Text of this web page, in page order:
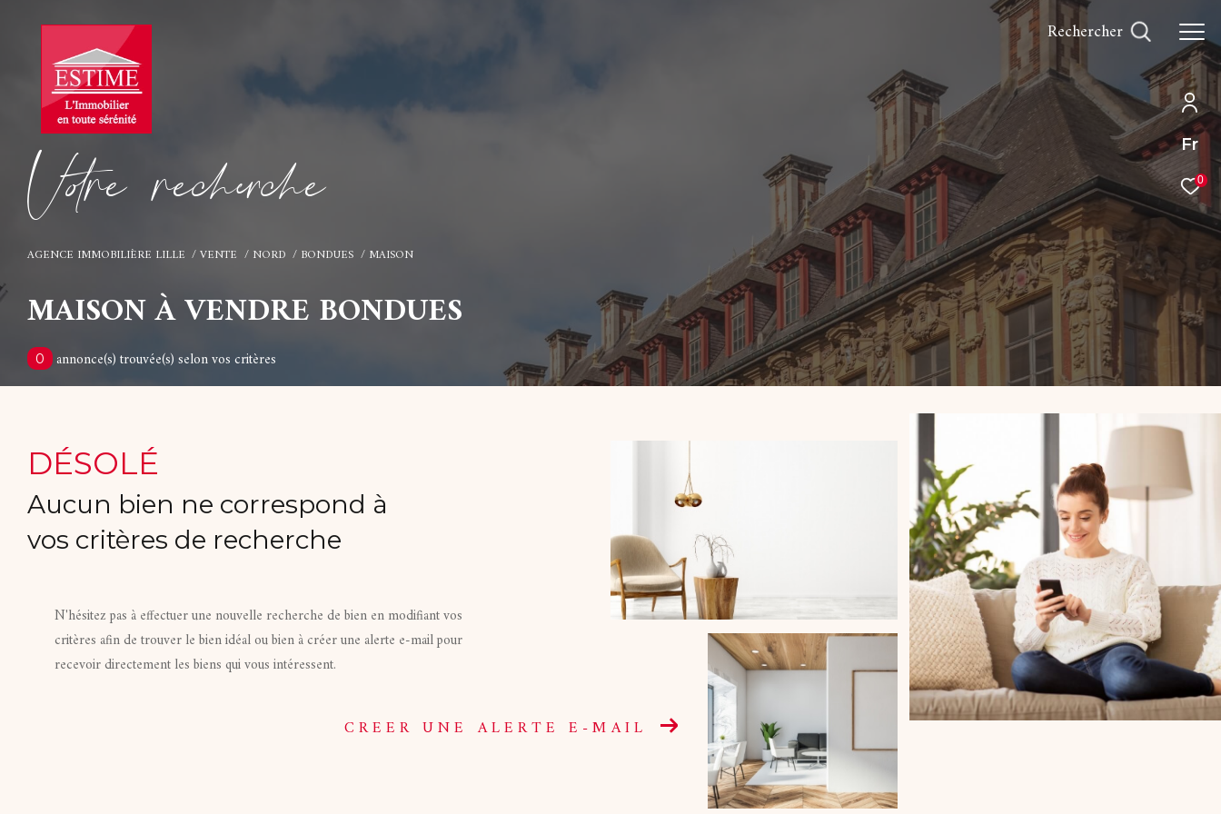
Fr
0
rechercher
Vore recece
AGENCE IMMOBILIÈRE LILLE VENTE NORD BONDUES MAISON
MAISON À VENDRE BONDUES
0 annonce(s) trouvée(s) selon vos critères
DÉSOLÉ
Aucun bien ne correspond à
vos critères de recherche
N'hésitez pas à effectuer une nouvelle recherche de bien en modifiant vos
critères afin de trouver le bien idéal ou bien à créer une alerte e-mail pour
recevoir directement les biens qui vous intéressent.
CREER UNE ALERTE E-MAIL